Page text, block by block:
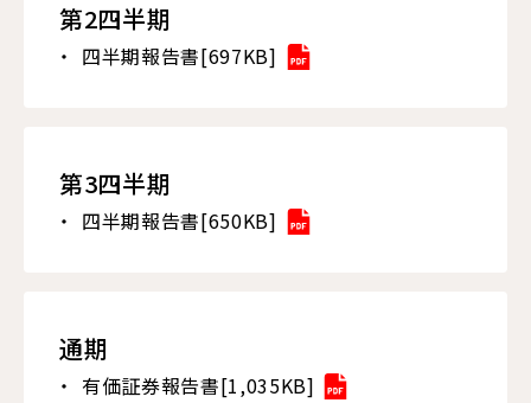
第2四半期
四半期報告書[697KB]
第3四半期
四半期報告書[650KB]
通期
有価証券報告書[1,035KB]